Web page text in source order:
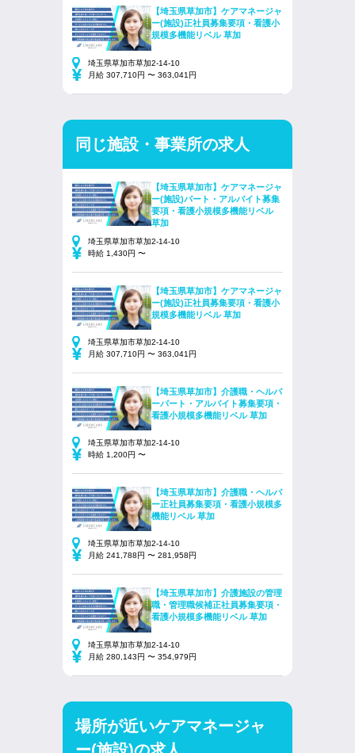
【埼玉県草加市】ケアマネージャ
ー(施設)正社員募集要項・看護小
規模多機能リベル 草加
埼玉県草加市草加2-14-10
月給 307,710円 〜 363,041円
同じ施設・事業所の求人
【埼玉県草加市】ケアマネージャ
ー(施設)パート・アルバイト募集
要項・看護小規模多機能リベル
草加
埼玉県草加市草加2-14-10
時給 1,430円 〜
【埼玉県草加市】ケアマネージャ
ー(施設)正社員募集要項・看護小
規模多機能リベル 草加
埼玉県草加市草加2-14-10
月給 307,710円 〜 363,041円
【埼玉県草加市】介護職・ヘルパ
ーパート・アルバイト募集要項・
看護小規模多機能リベル 草加
埼玉県草加市草加2-14-10
時給 1,200円 〜
【埼玉県草加市】介護職・ヘルパ
ー正社員募集要項・看護小規模多
機能リベル 草加
埼玉県草加市草加2-14-10
月給 241,788円 〜 281,958円
【埼玉県草加市】介護施設の管理
職・管理職候補正社員募集要項・
看護小規模多機能リベル 草加
埼玉県草加市草加2-14-10
月給 280,143円 〜 354,979円
場所が近いケアマネージャ
ー(施設)の求人